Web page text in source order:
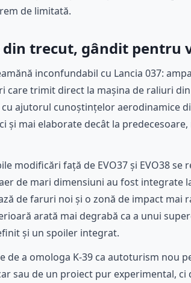
de limitată.
din trecut, gândit pentru
inconfundabil cu Lancia 037:
trimit direct la mașina de raliuri din
ajutorul cunoștințelor aerodinamice
și mai elaborate decât la
modificări față de EVO37 și EVO38
de mari dimensiuni au fost integrate
de faruri noi și o zonă de impact mai
arată mai degrabă ca a unui
și un spoiler integrat.
de a omologa K-39 ca autoturism nou
sau de un proiect pur experimental,